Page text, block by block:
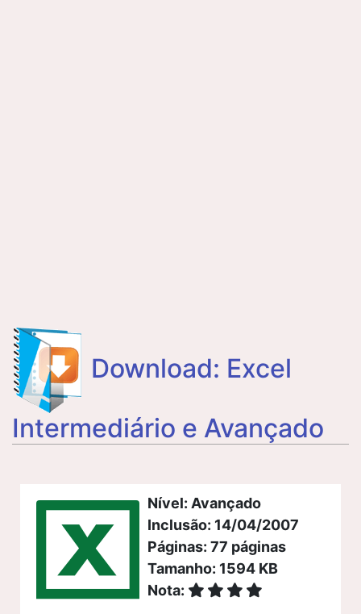
Download: Excel
Intermediário e Avançado
Nível: Avançado
Inclusão: 14/04/2007
Páginas: 77 páginas
Tamanho: 1594 KB
Nota: